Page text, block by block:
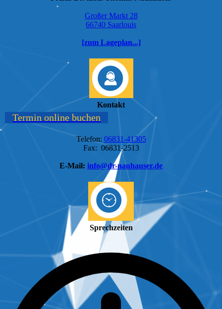
Großer Markt 28
66740 Saarlouis
[zum Lageplan...]
Kontakt
Termin online buchen
Telefon: 06831-41305
Fax: 06831-2513
E-Mail: info@dr-nauhauser.de
Sprechzeiten